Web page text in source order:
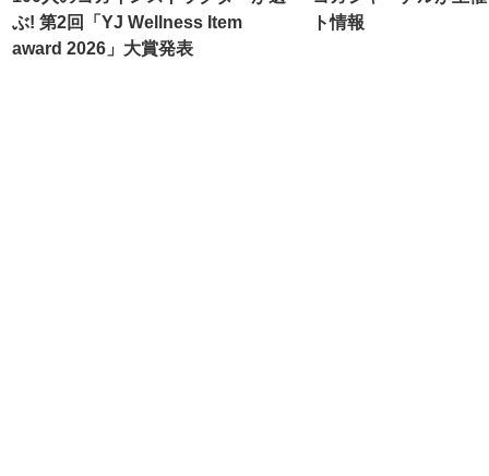
ぶ! 第2回「YJ Wellness Item
award 2026」大賞発表
ト情報